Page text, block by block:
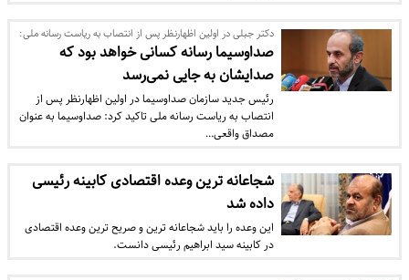
دکتر جبلی در اولین اظهارنظر پس از انتصاب به ریاست رسانه ملی:
صداوسیما رسانه کسانی خواهد بود که
صدایشان به جایی نمی‌رسد
رئیس جدید سازمان صداوسیما در اولین اظهارنظر پس از
انتصاب به ریاست رسانه ملی تاکید کرد: صداوسیما به عنوان
مصداق واقعی…
شجاعانه ترین وعده اقتصادی کابینه رئیسی
داده شد
این وعده را باید شجاعانه ترین و صریح ترین وعده اقتصادی
در کابینه سید ابراهیم رئیسی دانست.